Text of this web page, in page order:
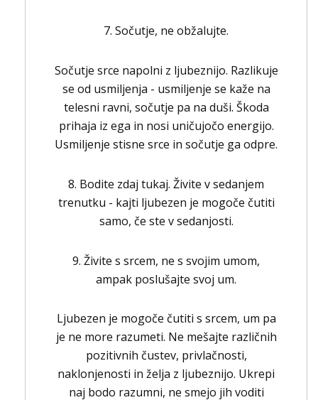
7. Sočutje, ne obžalujte.
Sočutje srce napolni z ljubeznijo. Razlikuje
se od usmiljenja - usmiljenje se kaže na
telesni ravni, sočutje pa na duši. Škoda
prihaja iz ega in nosi uničujočo energijo.
Usmiljenje stisne srce in sočutje ga odpre.
8. Bodite zdaj tukaj. Živite v sedanjem
trenutku - kajti ljubezen je mogoče čutiti
samo, če ste v sedanjosti.
9. Živite s srcem, ne s svojim umom,
ampak poslušajte svoj um.
Ljubezen je mogoče čutiti s srcem, um pa
je ne more razumeti. Ne mešajte različnih
pozitivnih čustev, privlačnosti,
naklonjenosti in želja z ljubeznijo. Ukrepi
naj bodo razumni, ne smejo jih voditi